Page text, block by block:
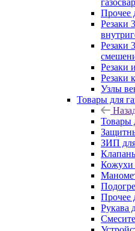
Прочее
Резаки
Резаки
Резаки
Резаки
Узлы
Товары для
Товары
ЗИП для
Кожухи
Прочее
Рукава